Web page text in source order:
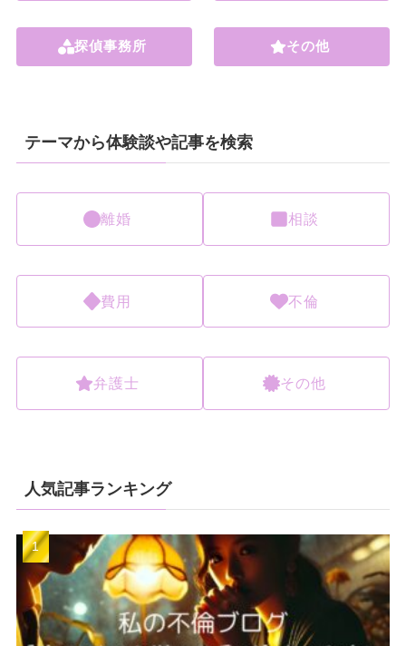
探偵事務所 その他
テーマから体験談や記事を検索
離婚 相談
費用 不倫
弁護士 その他
人気記事ランキング